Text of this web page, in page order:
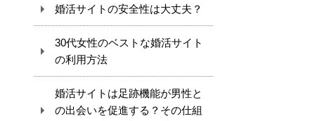
婚活サイトの安全性は大丈夫？
30代女性のベストな婚活サイト
の利用方法
婚活サイトは足跡機能が男性と
の出会いを促進する？その仕組